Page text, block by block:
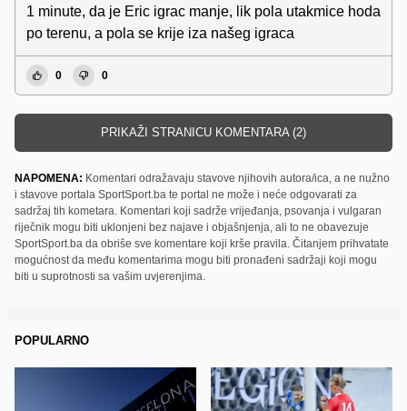
1 minute, da je Eric igrac manje, lik pola utakmice hoda
po terenu, a pola se krije iza našeg igraca
0 0
PRIKAŽI STRANICU KOMENTARA (2)
NAPOMENA: Komentari odražavaju stavove njihovih autora/ica, a ne nužno
i stavove portala SportSport.ba te portal ne može i neće odgovarati za
sadržaj tih kometara. Komentari koji sadrže vrijeđanja, psovanja i vulgaran
riječnik mogu biti uklonjeni bez najave i objašnjenja, ali to ne obavezuje
SportSport.ba da obriše sve komentare koji krše pravila. Čitanjem prihvatate
mogućnost da među komentarima mogu biti pronađeni sadržaji koji mogu
biti u suprotnosti sa vašim uvjerenjima.
POPULARNO